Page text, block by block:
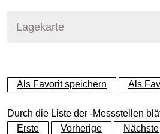
Messstellennummer
Gewässer
Betreiber
Lagekarte
+
−
Als Favorit speichern Als
Durch die Liste der -Messstellen
Erste
Vorherige Nächste